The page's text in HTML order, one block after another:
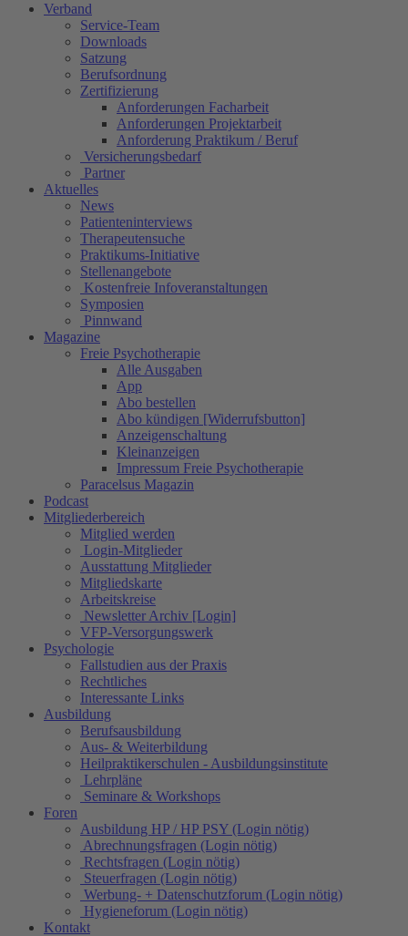
Verband
Service-Team
Downloads
Satzung
Berufsordnung
Zertifizierung
Anforderungen Facharbeit
Anforderungen Projektarbeit
Anforderung Praktikum / Beruf
Versicherungsbedarf
Partner
Aktuelles
News
Patienteninterviews
Therapeutensuche
Praktikums-Initiative
Stellenangebote
Kostenfreie Infoveranstaltungen
Symposien
Pinnwand
Magazine
Freie Psychotherapie
Alle Ausgaben
App
Abo bestellen
Abo kündigen [Widerrufsbutton]
Anzeigenschaltung
Kleinanzeigen
Impressum Freie Psychotherapie
Paracelsus Magazin
Podcast
Mitgliederbereich
Mitglied werden
Login-Mitglieder
Ausstattung Mitglieder
Mitgliedskarte
Arbeitskreise
Newsletter Archiv [Login]
VFP-Versorgungswerk
Psychologie
Fallstudien aus der Praxis
Rechtliches
Interessante Links
Ausbildung
Berufsausbildung
Aus- & Weiterbildung
Heilpraktikerschulen - Ausbildungsinstitute
Lehrpläne
Seminare & Workshops
Foren
Ausbildung HP / HP PSY (Login nötig)
Abrechnungsfragen (Login nötig)
Rechtsfragen (Login nötig)
Steuerfragen (Login nötig)
Werbung- + Datenschutzforum (Login nötig)
Hygieneforum (Login nötig)
Kontakt